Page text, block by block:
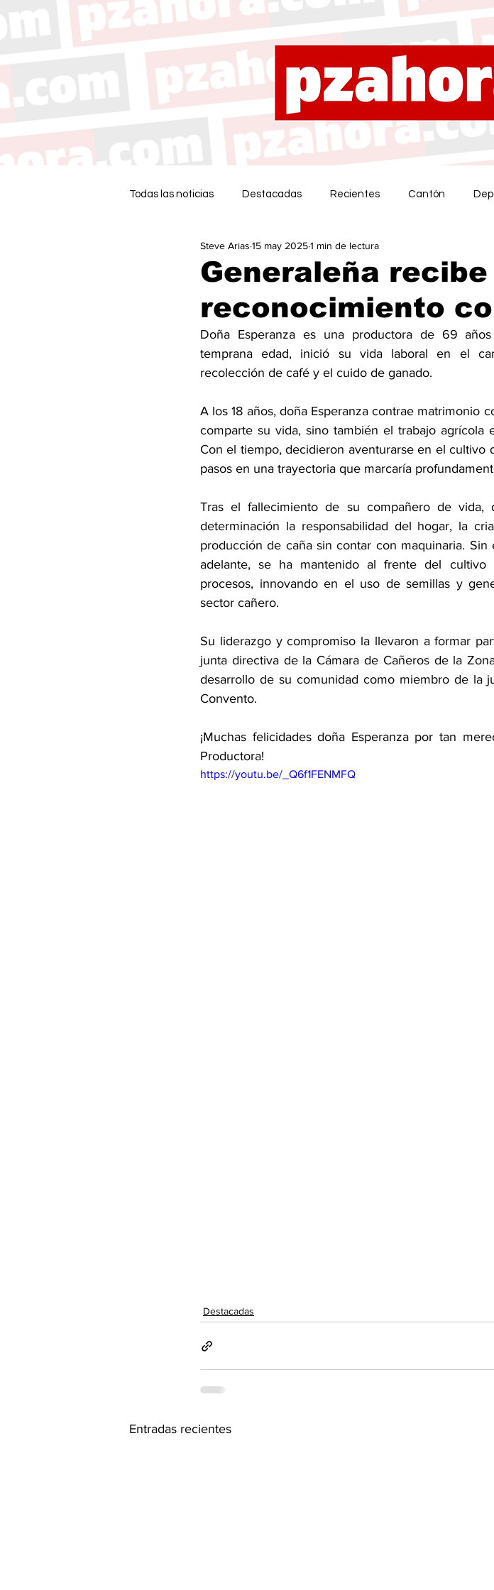
Todas las noticias Destacadas Recientes Cantón
Generaleña recibe
reconocimiento
Steve Arias 15 may 20251 min de lectura
Doña Esperanza es una productora de 69
temprana edad, inició su vida laboral en el
recolección de café y el cuido de ganado.
A los 18 años, doña Esperanza contrae matrimonio
comparte su vida, sino también el trabajo agrícola
Con el tiempo, decidieron aventurarse en el cultivo
pasos en una trayectoria que marcaría
Tras el fallecimiento de su compañero de vida,
determinación la responsabilidad del hogar, la
producción de caña sin contar con maquinaria.
adelante, se ha mantenido al frente del
procesos, innovando en el uso de semillas y
sector cañero.
Su liderazgo y compromiso la llevaron a formar
junta directiva de la Cámara de Cañeros de la
desarrollo de su comunidad como miembro de la
Convento.
¡Muchas felicidades doña Esperanza por tan
Productora!
https://youtu.be/_Q6f1FENMFQ
Destacadas
Entradas recientes